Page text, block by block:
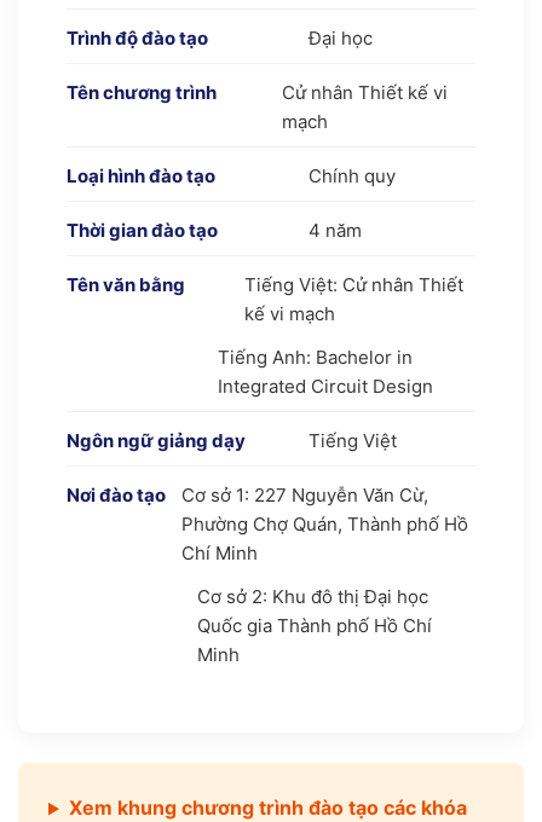
Trình độ đào tạo Đại học
Tên chương trình
Cử nhân Thiết kế vi
mạch
Loại hình đào tạo Chính quy
Thời gian đào tạo 4 năm
Tên văn bằng
Tiếng Việt: Cử nhân Thiết
kế vi mạch
Tiếng Anh: Bachelor in
Integrated Circuit Design
Ngôn ngữ giảng dạy Tiếng Việt
Nơi đào tạo
Cơ sở 1: 227 Nguyễn Văn Cừ,
Phường Chợ Quán, Thành phố Hồ
Chí Minh
Cơ sở 2: Khu đô thị Đại học
Quốc gia Thành phố Hồ Chí
Minh
Xem khung chương trình đào tạo các khóa